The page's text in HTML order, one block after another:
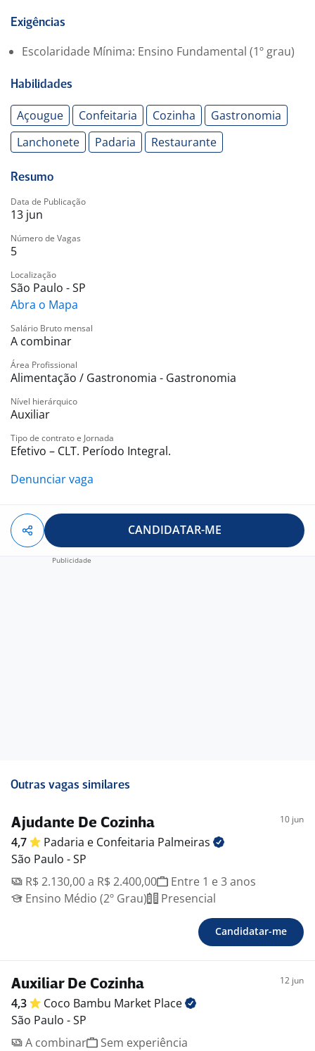
Exigências
Escolaridade Mínima: Ensino Fundamental (1º grau)
Habilidades
Açougue Confeitaria Cozinha
Gastronomia
Lanchonete
Padaria Restaurante
Resumo
Data de Publicação
13 jun
Número de Vagas
5
Localização
São Paulo - SP
Abra o Mapa
Salário Bruto mensal
A combinar
Área Profissional
Alimentação / Gastronomia - Gastronomia
Nível hierárquico
Auxiliar
Tipo de contrato e Jornada
Efetivo – CLT. Período Integral.
Denunciar vaga
CANDIDATAR-ME
Outras vagas similares
Ajudante De Cozinha 10 jun
4,7 Padaria e Confeitaria Palmeiras
São Paulo - SP
R$ 2.130,00 a R$ 2.400,00
Entre 1 e 3 anos
Ensino Médio (2º Grau)
Presencial
Candidatar-me
Auxiliar De Cozinha 12 jun
4,3 Coco Bambu Market Place
São Paulo - SP
A combinar
Sem experiência